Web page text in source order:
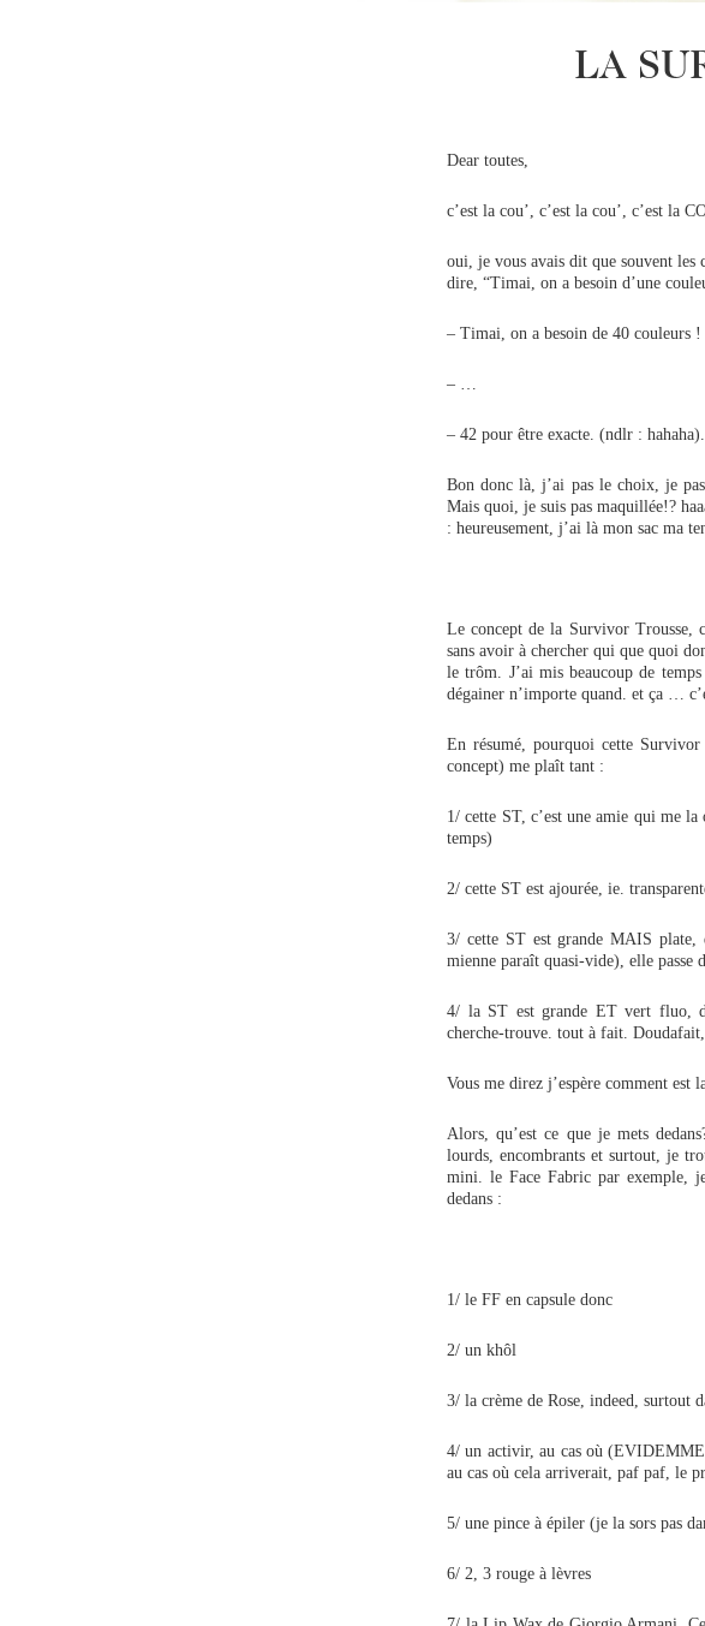
LA
Dear toutes,
c’est la cou’, c’est la cou’, c’est la
oui, je vous avais dit que souvent les
dire, “Timai, on a besoin d’une
– Timai, on a besoin de 40 couleurs !
– …
– 42 pour être exacte. (ndlr :
Bon donc là, j’ai pas le choix, je
Mais quoi, je suis pas maquillée!?
: heureusement, j’ai là mon sac ma
Le concept de la Survivor Trousse,
sans avoir à chercher qui que quoi
le trôm. J’ai mis beaucoup de
dégainer n’importe quand. et ça …
En résumé, pourquoi cette
concept) me plaît tant :
1/ cette ST, c’est une amie qui me
temps)
2/ cette ST est ajourée, ie.
3/ cette ST est grande MAIS plate,
mienne paraît quasi-vide), elle passe
4/ la ST est grande ET vert fluo,
cherche-trouve. tout à fait.
Vous me direz j’espère comment est
Alors, qu’est ce que je mets
lourds, encombrants et surtout, je
mini. le Face Fabric par exemple,
dedans :
1/ le FF en capsule donc
2/ un khôl
3/ la crème de Rose, indeed, surtout
4/ un activir, au cas où
au cas où cela arriverait, paf paf, le
5/ une pince à épiler (je la sors pas
6/ 2, 3 rouge à lèvres